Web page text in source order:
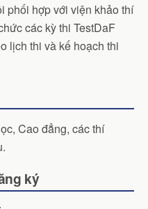
phối hợp với viện khảo thí
các kỳ thi TestDaF
lịch thi và kế hoạch thi
Cao đẳng, các thí
ký